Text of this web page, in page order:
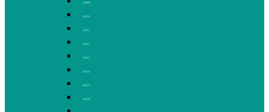
2009
2010
2011
2012
2013
2014
2015
2016